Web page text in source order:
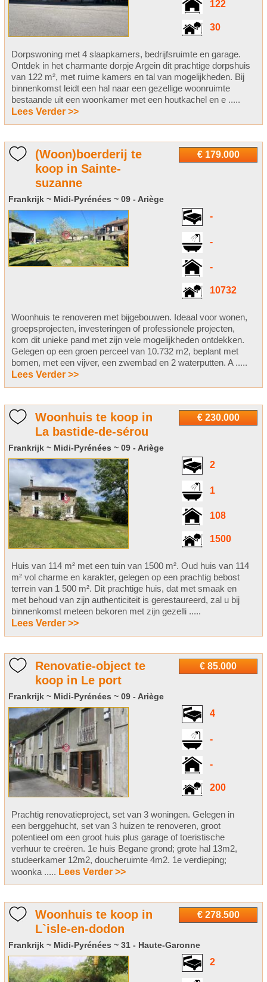
122
30
Dorpswoning met 4 slaapkamers, bedrijfsruimte en garage.
Ontdek in het charmante dorpje Argein dit prachtige dorpshuis
van 122 m², met ruime kamers en tal van mogelijkheden. Bij
binnenkomst leidt een hal naar een gezellige woonruimte
bestaande uit een woonkamer met een houtkachel en e .....
Lees Verder >>
€ 179.000
(Woon)boerderij te
koop in Sainte-
suzanne
Frankrijk ~ Midi-Pyrénées ~ 09 - Ariège
-
-
-
10732
Woonhuis te renoveren met bijgebouwen. Ideaal voor wonen,
groepsprojecten, investeringen of professionele projecten,
kom dit unieke pand met zijn vele mogelijkheden ontdekken.
Gelegen op een groen perceel van 10.732 m2, beplant met
bomen, met een vijver, een zwembad en 2 waterputten. A .....
Lees Verder >>
€ 230.000
Woonhuis te koop in
La bastide-de-sérou
Frankrijk ~ Midi-Pyrénées ~ 09 - Ariège
2
1
108
1500
Huis van 114 m² met een tuin van 1500 m². Oud huis van 114
m² vol charme en karakter, gelegen op een prachtig bebost
terrein van 1 500 m². Dit prachtige huis, dat met smaak en
met behoud van zijn authenticiteit is gerestaureerd, zal u bij
binnenkomst meteen bekoren met zijn gezelli .....
Lees Verder >>
€ 85.000
Renovatie-object te
koop in Le port
Frankrijk ~ Midi-Pyrénées ~ 09 - Ariège
4
-
-
200
Prachtig renovatieproject, set van 3 woningen. Gelegen in
een berggehucht, set van 3 huizen te renoveren, groot
potentieel om een groot huis plus garage of toeristische
verhuur te creëren. 1e huis Begane grond; grote hal 13m2,
studeerkamer 12m2, doucheruimte 4m2. 1e verdieping;
woonka ..... Lees Verder >>
€ 278.500
Woonhuis te koop in
L`isle-en-dodon
Frankrijk ~ Midi-Pyrénées ~ 31 - Haute-Garonne
2